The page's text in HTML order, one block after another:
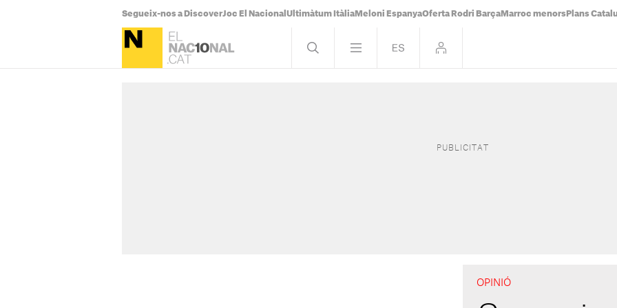
Segueix-nos a DiscoverJoc El Nacional Ultimàtum Itàlia Meloni EspanyaOferta Rodri Barça Marroc menors Plans
OPINIÓ